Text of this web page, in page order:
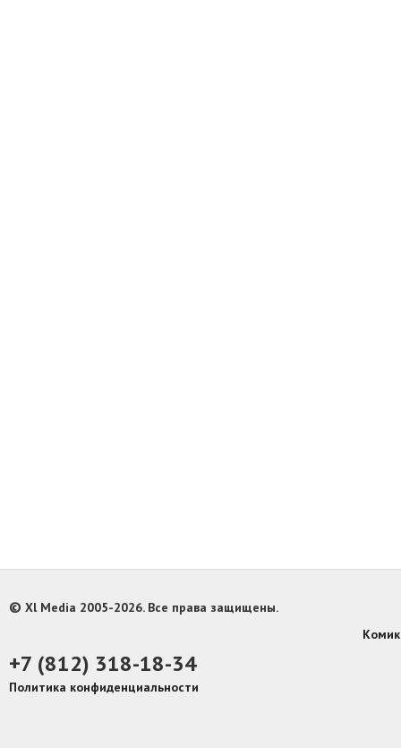
© Xl Media 2005-2026. Все права защищены.
+7 (812) 318-18-34
Политика конфиденциальности